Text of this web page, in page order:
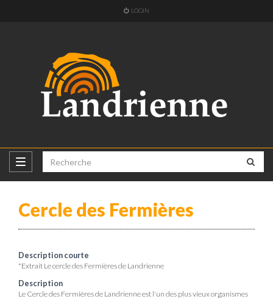
LOGIN
Cercle des Fermières
Description courte
*Extrait Le cercle des Fermières de Landrienne
Description
Le Cercle des Fermières de Landrienne est l'un des plus vieux organismes